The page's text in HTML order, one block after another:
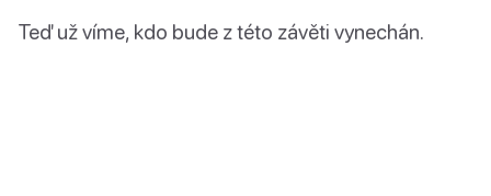
Teď už víme, kdo bude z této závěti vynechán.